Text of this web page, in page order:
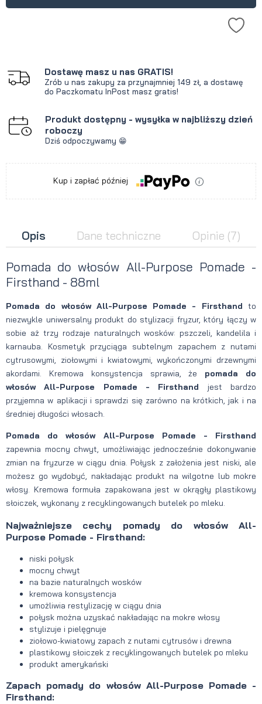
Dostawę masz u nas GRATIS!
Zrób u nas zakupy za przynajmniej 149 zł, a dostawę
do Paczkomatu InPost masz gratis!
Produkt dostępny - wysyłka w najbliższy dzień
roboczy
Dziś odpoczywamy 😁
Kup i zapłać później
Opis Dane techniczne Opinie (7)
Pomada do włosów All-Purpose Pomade -
Firsthand - 88ml
Pomada do włosów All-Purpose Pomade - Firsthand to
niezwykle uniwersalny produkt do stylizacji fryzur, który łączy w
sobie aż trzy rodzaje naturalnych wosków: pszczeli, kandelila i
karnauba. Kosmetyk przyciąga subtelnym zapachem z nutami
cytrusowymi, ziołowymi i kwiatowymi, wykończonymi drzewnymi
akordami. Kremowa konsystencja sprawia, że pomada do
włosów All-Purpose Pomade - Firsthand jest bardzo
przyjemna w aplikacji i sprawdzi się zarówno na krótkich, jak i na
średniej długości włosach.
Pomada do włosów All-Purpose Pomade - Firsthand
zapewnia mocny chwyt, umożliwiając jednocześnie dokonywanie
zmian na fryzurze w ciągu dnia. Połysk z założenia jest niski, ale
możesz go wydobyć, nakładając produkt na wilgotne lub mokre
włosy. Kremowa formuła zapakowana jest w okrągły plastikowy
słoiczek, wykonany z recyklingowanych butelek po mleku.
Najważniejsze cechy pomady do włosów All-
Purpose Pomade - Firsthand:
niski połysk
mocny chwyt
na bazie naturalnych wosków
kremowa konsystencja
umożliwia restylizację w ciągu dnia
połysk można uzyskać nakładając na mokre włosy
stylizuje i pielęgnuje
ziołowo-kwiatowy zapach z nutami cytrusów i drewna
plastikowy słoiczek z recyklingowanych butelek po mleku
produkt amerykański
Zapach pomady do włosów All-Purpose Pomade -
Firsthand: